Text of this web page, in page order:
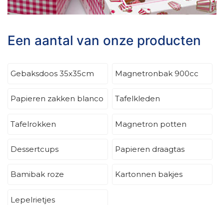
Een aantal van onze producten
Gebaksdoos 35x35cm Magnetronbak 900cc
Papieren zakken blanco Tafelkleden
Tafelrokken Magnetron potten
Dessertcups Papieren draagtas
Bamibak roze Kartonnen bakjes
Lepelrietjes